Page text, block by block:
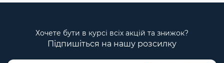
Хочете бути в курсі всіх акцій та знижок?
Підпишіться на нашу розсилку